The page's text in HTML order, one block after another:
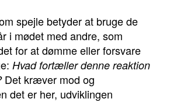
spejle betyder at bruge de
i mødet med andre, som
for at dømme eller forsvare
Hvad fortæller denne reaktion
Det kræver mod og
det er her, udviklingen